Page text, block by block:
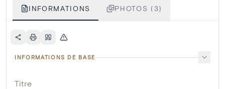
INFORMATIONS PHOTOS (3)
INFORMATIONS DE BASE
Titre